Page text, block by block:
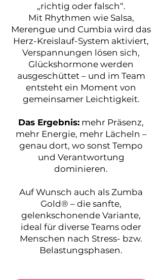
„richtig oder falsch“.
Mit Rhythmen wie Salsa,
Merengue und Cumbia wird das
Herz-Kreislauf-System aktiviert,
Verspannungen lösen sich,
Glückshormone werden
ausgeschüttet – und im Team
entsteht ein Moment von
gemeinsamer Leichtigkeit.
Das Ergebnis: mehr Präsenz,
mehr Energie, mehr Lächeln –
genau dort, wo sonst Tempo
und Verantwortung
dominieren.
Auf Wunsch auch als Zumba
Gold® – die sanfte,
gelenkschonende Variante,
ideal für diverse Teams oder
Menschen nach Stress- bzw.
Belastungsphasen.